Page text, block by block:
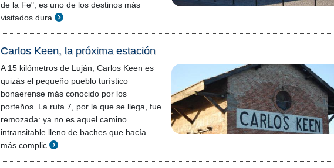
de la Fe", es uno de los destinos más
visitados dura
Carlos Keen, la próxima estación
A 15 kilómetros de Luján, Carlos Keen es
quizás el pequeño pueblo turístico
bonaerense más conocido por los
porteños. La ruta 7, por la que se llega, fue
remozada: ya no es aquel camino
intransitable lleno de baches que hacía
más complic